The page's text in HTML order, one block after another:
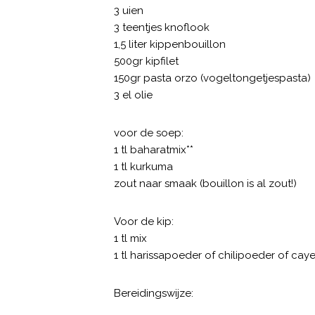
3 uien
3 teentjes knoflook
1,5 liter kippenbouillon
500gr kipfilet
150gr pasta orzo (vogeltongetjespasta)
3 el olie
voor de soep:
1 tl baharatmix**
1 tl kurkuma
zout naar smaak (bouillon is al zout!)
Voor de kip:
1 tl mix
1 tl harissapoeder of chilipoeder of
Bereidingswijze: